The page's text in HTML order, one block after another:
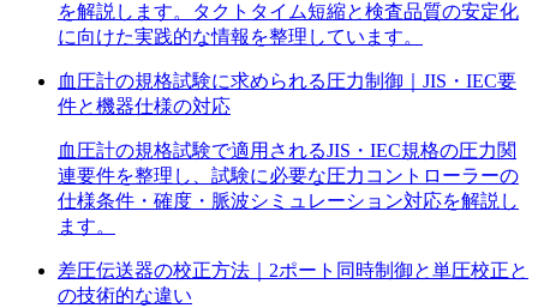
を解説します。タクトタイム短縮と検査品質の安定化
に向けた実践的な情報を整理しています。
血圧計の規格試験に求められる圧力制御｜JIS・IEC要
件と機器仕様の対応
血圧計の規格試験で適用されるJIS・IEC規格の圧力関
連要件を整理し、試験に必要な圧力コントローラーの
仕様条件・確度・脈波シミュレーション対応を解説し
ます。
差圧伝送器の校正方法｜2ポート同時制御と単圧校正と
の技術的な違い